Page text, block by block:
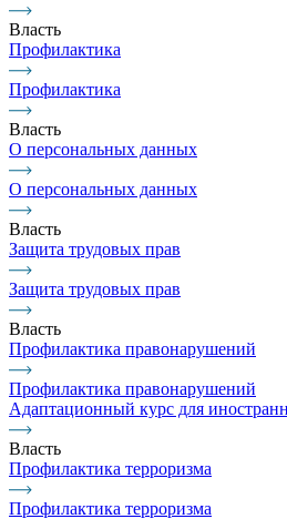
Власть
Профилактика
Профилактика
Власть
О персональных данных
О персональных данных
Власть
Защита трудовых прав
Защита трудовых прав
Власть
Профилактика правонарушений
Профилактика правонарушений
Адаптационный курс для
Власть
Профилактика терроризма
Профилактика терроризма